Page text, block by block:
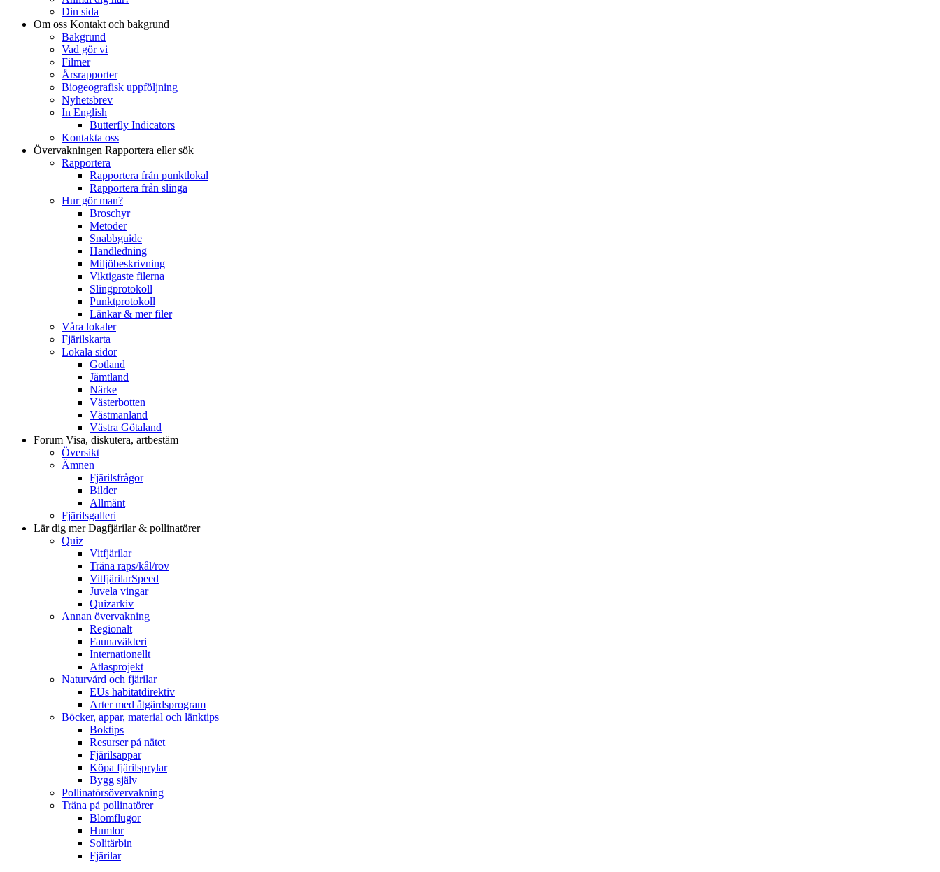
Din sida
Om oss Kontakt och bakgrund
Bakgrund
Vad gör vi
Filmer
Årsrapporter
Biogeografisk uppföljning
Nyhetsbrev
In English
Butterfly Indicators
Kontakta oss
Övervakningen Rapportera eller sök
Rapportera
Rapportera från punktlokal
Rapportera från slinga
Hur gör man?
Broschyr
Metoder
Snabbguide
Handledning
Miljöbeskrivning
Viktigaste filerna
Slingprotokoll
Punktprotokoll
Länkar & mer filer
Våra lokaler
Fjärilskarta
Lokala sidor
Gotland
Jämtland
Närke
Västerbotten
Västmanland
Västra Götaland
Forum Visa, diskutera, artbestäm
Översikt
Ämnen
Fjärilsfrågor
Bilder
Allmänt
Fjärilsgalleri
Lär dig merDagfjärilar & pollinatörer
Quiz
Vitfjärilar
Träna raps/kål/rov
VitfjärilarSpeed
Juvela vingar
Quizarkiv
Annan övervakning
Regionalt
Faunaväkteri
Internationellt
Atlasprojekt
Naturvård och fjärilar
EUs habitatdirektiv
Arter med åtgärdsprogram
Böcker, appar, material och länktips
Boktips
Resurser på nätet
Fjärilsappar
Köpa fjärilsprylar
Bygg själv
Pollinatörsövervakning
Träna på pollinatörer
Blomflugor
Humlor
Solitärbin
Fjärilar